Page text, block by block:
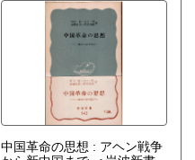
中国革命の思想 : アヘン戦争